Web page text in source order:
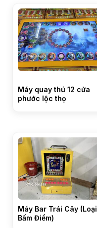
Máy quay thú 12 cửa
phước lộc thọ
Máy Bar Trái Cây (Loại
Bấm Điểm)